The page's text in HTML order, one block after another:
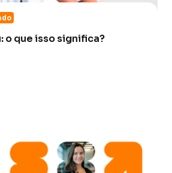
o que isso significa?